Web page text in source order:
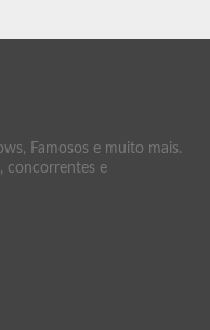
Famosos e muito mais.
concorrentes e